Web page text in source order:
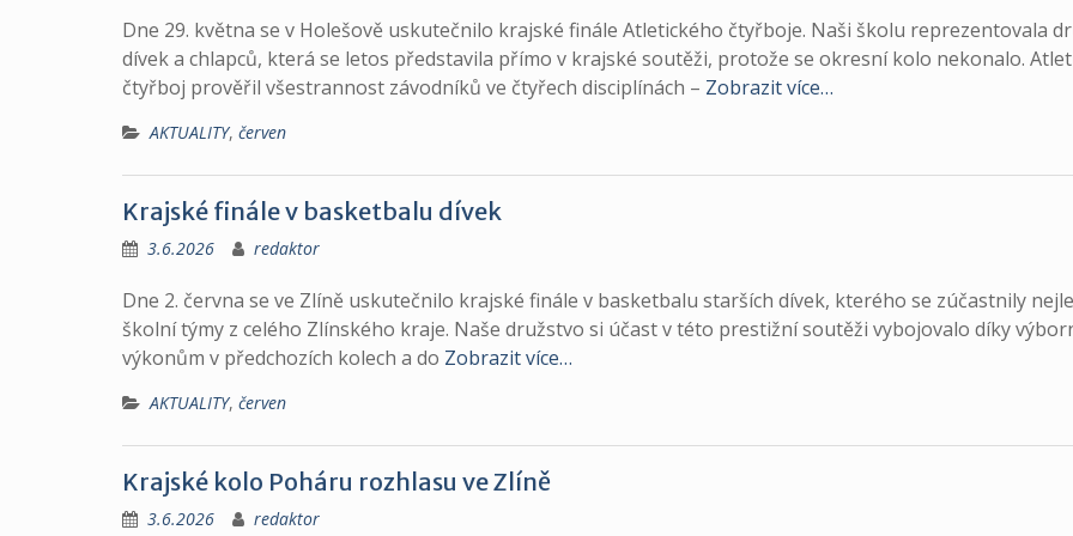
Dne 29. května se v Holešově uskutečnilo krajské finále Atletického čtyřboje. Naši školu reprezentovala
dívek a chlapců, která se letos představila přímo v krajské soutěži, protože se okresní kolo nekonalo.
čtyřboj prověřil všestrannost závodníků ve čtyřech disciplínách – Zobrazit více…
AKTUALITY, červen
Krajské finále v basketbalu dívek
3.6.2026 redaktor
Dne 2. června se ve Zlíně uskutečnilo krajské finále v basketbalu starších dívek, kterého se zúčastnily
školní týmy z celého Zlínského kraje. Naše družstvo si účast v této prestižní soutěži vybojovalo díky
výkonům v předchozích kolech a do Zobrazit více…
AKTUALITY, červen
Krajské kolo Poháru rozhlasu ve Zlíně
3.6.2026 redaktor